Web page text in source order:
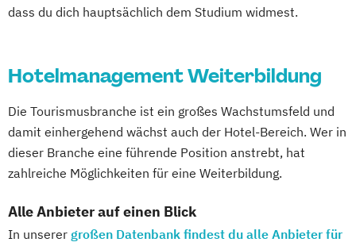
dass du dich hauptsächlich dem Studium widmest.
Hotelmanagement Weiterbildung
Die Tourismusbranche ist ein großes Wachstumsfeld und
damit einhergehend wächst auch der Hotel-Bereich. Wer in
dieser Branche eine führende Position anstrebt, hat
zahlreiche Möglichkeiten für eine Weiterbildung.
Alle Anbieter auf einen Blick
In unserer großen Datenbank findest du alle Anbieter für